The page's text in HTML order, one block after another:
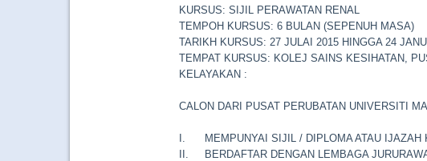
KURSUS: SIJIL PERAWATAN RENAL
TEMPOH KURSUS: 6 BULAN (SEPENUH MASA)
TARIKH KURSUS: 27 JULAI 2015 HINGGA 24
TEMPAT KURSUS: KOLEJ SAINS KESIHATAN,
KELAYAKAN :
CALON DARI PUSAT PERUBATAN UNIVERSITI
I.
MEMPUNYAI SIJIL / DIPLOMA ATAU IJAZAH
II.
BERDAFTAR DENGAN LEMBAGA